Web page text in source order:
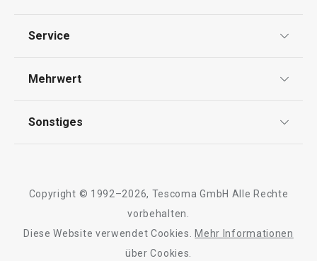
Impressum
Service
Kontaktformular
Mehrwert
Qualität
Sonstiges
Barrierefreiheit
Copyright © 1992–2026, Tescoma GmbH Alle Rechte
vorbehalten.
Diese Website verwendet Cookies.
Mehr Informationen
über Cookies.